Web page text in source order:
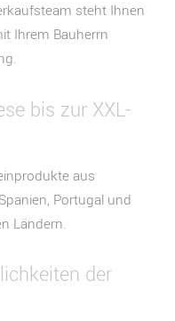
steht Ihnen
Ihrem Bauherrn
bis zur XXL-
aus
Portugal und
Ländern.
der